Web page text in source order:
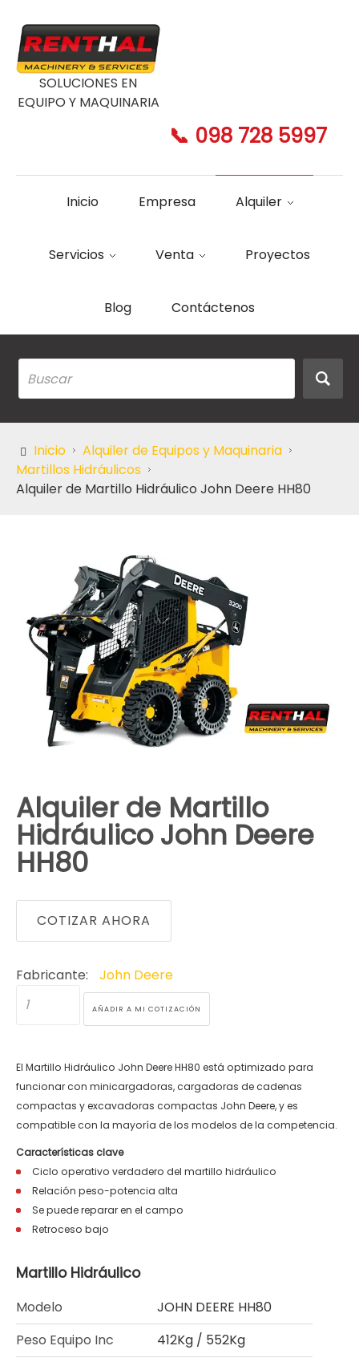
SOLUCIONES EN
EQUIPO Y MAQUINARIA
📞 098 728 5997
Inicio Empresa Alquiler
Servicios Venta Proyectos
Blog Contáctenos
Inicio
Alquiler de Equipos y Maquinaria
Martillos Hidráulicos
Alquiler de Martillo Hidráulico John Deere HH80
Alquiler de Martillo
Hidráulico John Deere
HH80
COTIZAR AHORA
Fabricante: John Deere
El Martillo Hidráulico John Deere HH80 está optimizado para
funcionar con minicargadoras, cargadoras de cadenas
compactas y excavadoras compactas John Deere, y es
compatible con la mayoría de los modelos de la competencia.
Características clave
Ciclo operativo verdadero del martillo hidráulico
Relación peso-potencia alta
Se puede reparar en el campo
Retroceso bajo
Martillo Hidráulico
Modelo
JOHN DEERE HH80
Peso Equipo Inc
412Kg / 552Kg